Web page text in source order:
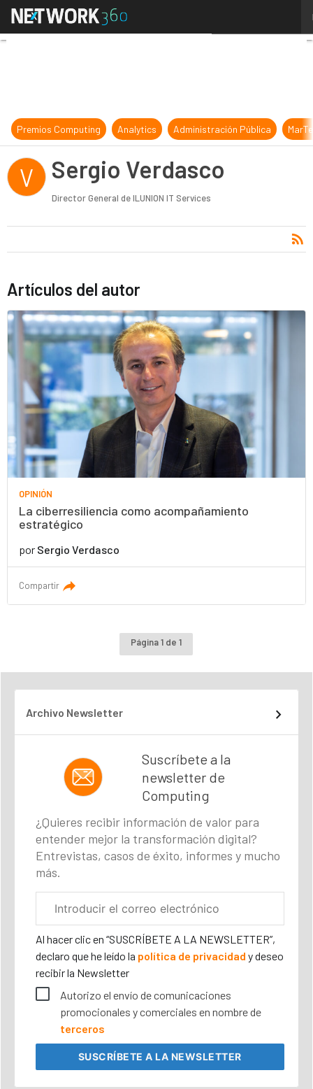
Sergio Verdasco
Premios Computing Analytics Administración Pública
V Sergio Verdasco
Director General de ILUNION IT Services
Artículos del autor
OPINIÓN
La ciberresiliencia como acompañamiento
estratégico
por Sergio Verdasco
Compartir
Página 1 de 1
Archivo Newsletter
Suscríbete a la
newsletter de
Computing
¿Quieres recibir información de valor para
entender mejor la transformación digital?
Entrevistas, casos de éxito, informes y mucho
más.
electrónico
corporativo
Al hacer clic en “SUSCRÍBETE A LA NEWSLETTER”,
declaro que he leído la política de privacidad y deseo
recibir la Newsletter
Autorizo el envío de comunicaciones
promocionales y comerciales en nombre de
terceros
SUSCRÍBETEA LA NEWSLETTER